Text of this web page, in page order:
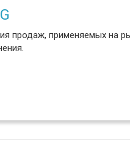
продаж, применяемых на